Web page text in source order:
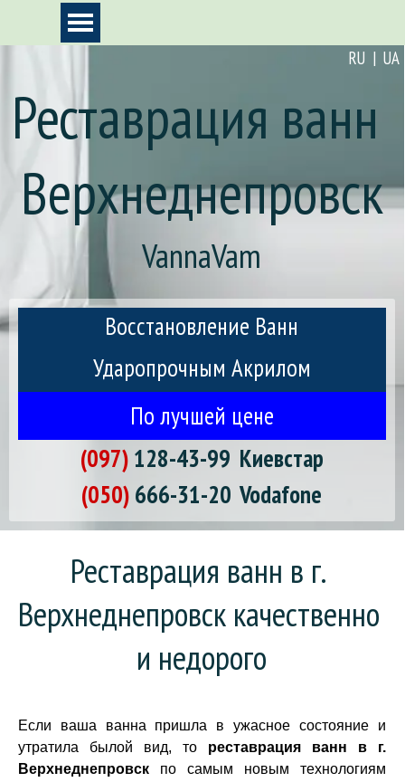
Перейти к контентуПропустить меню
RU | UA
Реставрация ванн
Верхнеднепровск
VannaVam
Восстановление Ванн
Ударопрочным Акрилом
По лучшей цене
(097) 128-43-99 Киевстар
(050) 666-31-20 Vodafone
Реставрация ванн в г.
Верхнеднепровск качественно
и недорого
Если ваша ванна пришла в ужасное состояние и
утратила былой вид, то реставрация ванн в г.
Верхнеднепровск по самым новым технологиям